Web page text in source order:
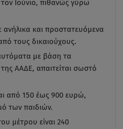
Ιούνιο, πιθανώς γύρω
ανήλικα και προστατευόμενα
τους δικαιούχους.
με βάση τα
ΑΑΔΕ, απαιτείται σωστό
από 150 έως 900 ευρώ,
των παιδιών.
μέτρου είναι 240